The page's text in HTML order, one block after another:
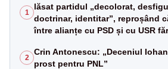
1
lăsat partidul „decolorat,
doctrinar, identitar”, reproșând
între alianțe cu PSD și cu USR
2
Crin Antonescu: „Deceniul
prost pentru PNL”